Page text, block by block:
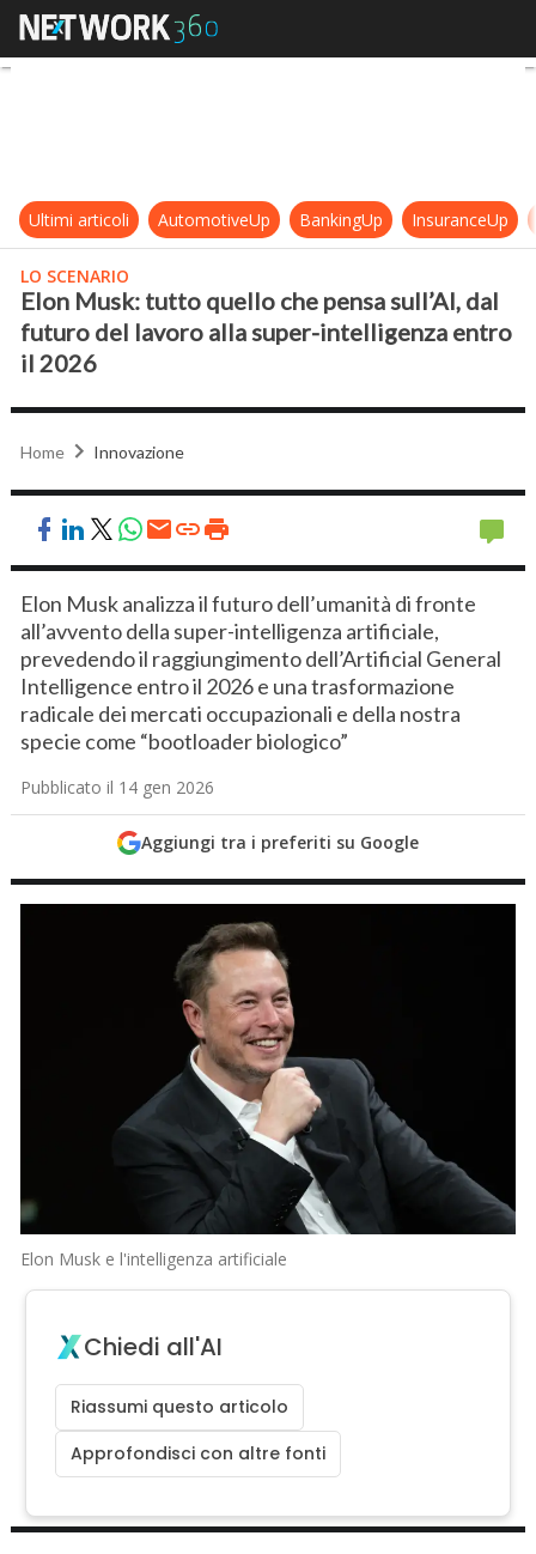
Elon Musk: tutto quello che
Ultimi articoli AutomotiveUp BankingUp InsuranceUp
LO SCENARIO
Elon Musk: tutto quello che pensa sull’AI, dal
futuro del lavoro alla super-intelligenza entro
il 2026
Home Innovazione
Elon Musk analizza il futuro dell’umanità di fronte
all’avvento della super-intelligenza artificiale,
prevedendo il raggiungimento dell’Artificial General
Intelligence entro il 2026 e una trasformazione
radicale dei mercati occupazionali e della nostra
specie come “bootloader biologico”
Pubblicato il 14 gen 2026
Aggiungi tra i preferiti su Google
Elon Musk e l'intelligenza artificiale
Chiedi all'AI
Riassumi questo articolo
Approfondisci con altre fonti